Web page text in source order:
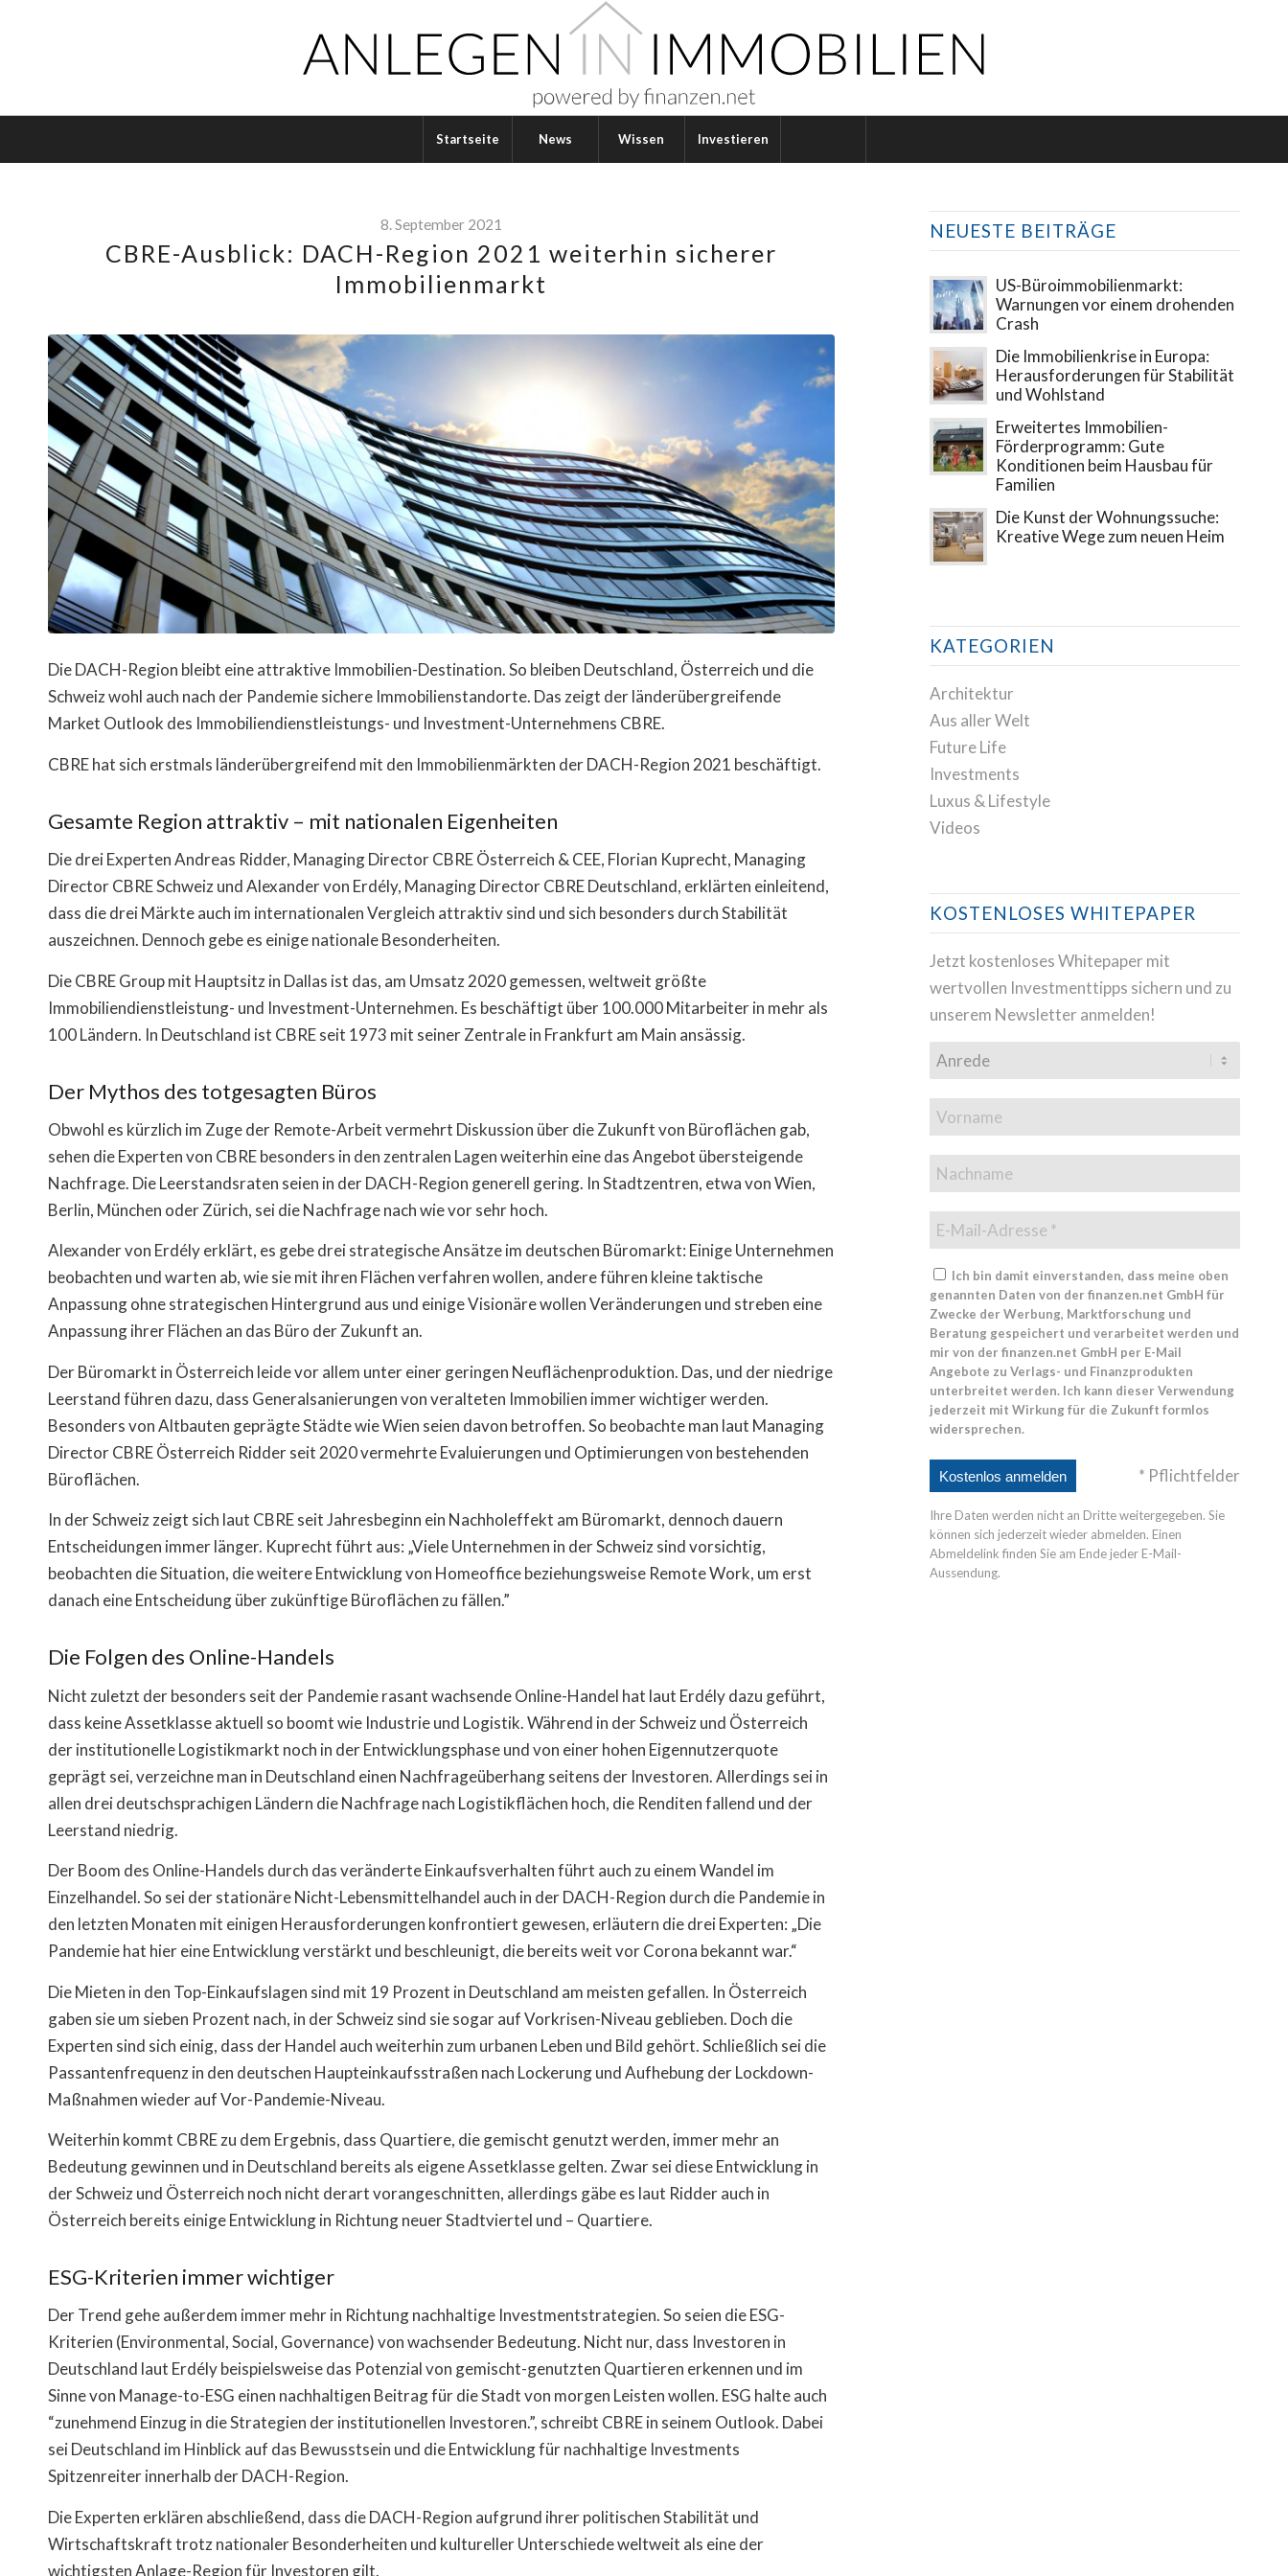
Startseite News Wissen Investieren
8. September 2021
CBRE-Ausblick: DACH-Region 2021 weiterhin sicherer
Immobilienmarkt
Die DACH-Region bleibt eine attraktive Immobilien-Destination. So bleiben Deutschland, Österreich und die
Schweiz wohl auch nach der Pandemie sichere Immobilienstandorte. Das zeigt der länderübergreifende
Market Outlook des Immobiliendienstleistungs- und Investment-Unternehmens CBRE.
CBRE hat sich erstmals länderübergreifend mit den Immobilienmärkten der DACH-Region 2021 beschäftigt.
Gesamte Region attraktiv – mit nationalen Eigenheiten
Die drei Experten Andreas Ridder, Managing Director CBRE Österreich & CEE, Florian Kuprecht, Managing
Director CBRE Schweiz und Alexander von Erdély, Managing Director CBRE Deutschland, erklärten einleitend,
dass die drei Märkte auch im internationalen Vergleich attraktiv sind und sich besonders durch Stabilität
auszeichnen. Dennoch gebe es einige nationale Besonderheiten.
Die CBRE Group mit Hauptsitz in Dallas ist das, am Umsatz 2020 gemessen, weltweit größte
Immobiliendienstleistung- und Investment-Unternehmen. Es beschäftigt über 100.000 Mitarbeiter in mehr als
100 Ländern. In Deutschland ist CBRE seit 1973 mit seiner Zentrale in Frankfurt am Main ansässig.
Der Mythos des totgesagten Büros
Obwohl es kürzlich im Zuge der Remote-Arbeit vermehrt Diskussion über die Zukunft von Büroflächen gab,
sehen die Experten von CBRE besonders in den zentralen Lagen weiterhin eine das Angebot übersteigende
Nachfrage. Die Leerstandsraten seien in der DACH-Region generell gering. In Stadtzentren, etwa von Wien,
Berlin, München oder Zürich, sei die Nachfrage nach wie vor sehr hoch.
Alexander von Erdély erklärt, es gebe drei strategische Ansätze im deutschen Büromarkt: Einige Unternehmen
beobachten und warten ab, wie sie mit ihren Flächen verfahren wollen, andere führen kleine taktische
Anpassung ohne strategischen Hintergrund aus und einige Visionäre wollen Veränderungen und streben eine
Anpassung ihrer Flächen an das Büro der Zukunft an.
Der Büromarkt in Österreich leide vor allem unter einer geringen Neuflächenproduktion. Das, und der niedrige
Leerstand führen dazu, dass Generalsanierungen von veralteten Immobilien immer wichtiger werden.
Besonders von Altbauten geprägte Städte wie Wien seien davon betroffen. So beobachte man laut Managing
Director CBRE Österreich Ridder seit 2020 vermehrte Evaluierungen und Optimierungen von bestehenden
Büroflächen.
In der Schweiz zeigt sich laut CBRE seit Jahresbeginn ein Nachholeffekt am Büromarkt, dennoch dauern
Entscheidungen immer länger. Kuprecht führt aus: „Viele Unternehmen in der Schweiz sind vorsichtig,
beobachten die Situation, die weitere Entwicklung von Homeoffice beziehungsweise Remote Work, um erst
danach eine Entscheidung über zukünftige Büroflächen zu fällen.”
Die Folgen des Online-Handels
Nicht zuletzt der besonders seit der Pandemie rasant wachsende Online-Handel hat laut Erdély dazu geführt,
dass keine Assetklasse aktuell so boomt wie Industrie und Logistik. Während in der Schweiz und Österreich
der institutionelle Logistikmarkt noch in der Entwicklungsphase und von einer hohen Eigennutzerquote
geprägt sei, verzeichne man in Deutschland einen Nachfrageüberhang seitens der Investoren. Allerdings sei in
allen drei deutschsprachigen Ländern die Nachfrage nach Logistikflächen hoch, die Renditen fallend und der
Leerstand niedrig.
Der Boom des Online-Handels durch das veränderte Einkaufsverhalten führt auch zu einem Wandel im
Einzelhandel. So sei der stationäre Nicht-Lebensmittelhandel auch in der DACH-Region durch die Pandemie in
den letzten Monaten mit einigen Herausforderungen konfrontiert gewesen, erläutern die drei Experten: „Die
Pandemie hat hier eine Entwicklung verstärkt und beschleunigt, die bereits weit vor Corona bekannt war.“
Die Mieten in den Top-Einkaufslagen sind mit 19 Prozent in Deutschland am meisten gefallen. In Österreich
gaben sie um sieben Prozent nach, in der Schweiz sind sie sogar auf Vorkrisen-Niveau geblieben. Doch die
Experten sind sich einig, dass der Handel auch weiterhin zum urbanen Leben und Bild gehört. Schließlich sei die
Passantenfrequenz in den deutschen Haupteinkaufsstraßen nach Lockerung und Aufhebung der Lockdown-
Maßnahmen wieder auf Vor-Pandemie-Niveau.
Weiterhin kommt CBRE zu dem Ergebnis, dass Quartiere, die gemischt genutzt werden, immer mehr an
Bedeutung gewinnen und in Deutschland bereits als eigene Assetklasse gelten. Zwar sei diese Entwicklung in
der Schweiz und Österreich noch nicht derart vorangeschnitten, allerdings gäbe es laut Ridder auch in
Österreich bereits einige Entwicklung in Richtung neuer Stadtviertel und – Quartiere.
ESG-Kriterien immer wichtiger
Der Trend gehe außerdem immer mehr in Richtung nachhaltige Investmentstrategien. So seien die ESG-
Kriterien (Environmental, Social, Governance) von wachsender Bedeutung. Nicht nur, dass Investoren in
Deutschland laut Erdély beispielsweise das Potenzial von gemischt-genutzten Quartieren erkennen und im
Sinne von Manage-to-ESG einen nachhaltigen Beitrag für die Stadt von morgen Leisten wollen. ESG halte auch
“zunehmend Einzug in die Strategien der institutionellen Investoren.”, schreibt CBRE in seinem Outlook. Dabei
sei Deutschland im Hinblick auf das Bewusstsein und die Entwicklung für nachhaltige Investments
Spitzenreiter innerhalb der DACH-Region.
Die Experten erklären abschließend, dass die DACH-Region aufgrund ihrer politischen Stabilität und
Wirtschaftskraft trotz nationaler Besonderheiten und kultureller Unterschiede weltweit als eine der
wichtigsten Anlage-Region für Investoren gilt.
NEUESTE BEITRÄGE
US-Büroimmobilienmarkt:
Warnungen vor einem drohenden
Crash
Die Immobilienkrise in Europa:
Herausforderungen für Stabilität
und Wohlstand
Erweitertes Immobilien-
Förderprogramm: Gute
Konditionen beim Hausbau für
Familien
Die Kunst der Wohnungssuche:
Kreative Wege zum neuen Heim
KATEGORIEN
Architektur
Aus aller Welt
Future Life
Investments
Luxus & Lifestyle
Videos
KOSTENLOSES WHITEPAPER
Jetzt kostenloses Whitepaper mit
wertvollen Investmenttipps sichern und zu
unserem Newsletter anmelden!
Ich bin damit einverstanden, dass meine oben
genannten Daten von der finanzen.net GmbH für
Zwecke der Werbung, Marktforschung und
Beratung gespeichert und verarbeitet werden und
mir von der finanzen.net GmbH per E-Mail
Angebote zu Verlags- und Finanzprodukten
unterbreitet werden. Ich kann dieser Verwendung
jederzeit mit Wirkung für die Zukunft formlos
widersprechen.
* Pflichtfelder
Ihre Daten werden nicht an Dritte weitergegeben. Sie
können sich jederzeit wieder abmelden. Einen
Abmeldelink finden Sie am Ende jeder E-Mail-
Aussendung.